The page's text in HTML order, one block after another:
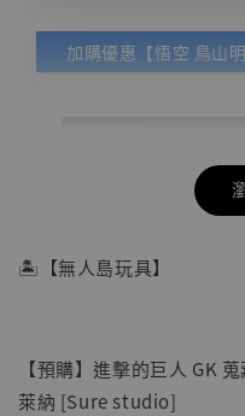
🏝【無人島玩具】
【預購】進擊的巨人 GK
萊納 [Sure studio]